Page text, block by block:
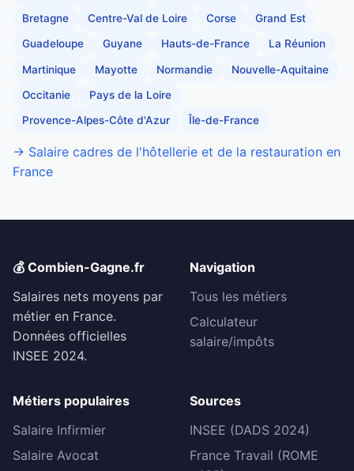
Bretagne Centre-Val de Loire Corse Grand Est
Guadeloupe Guyane Hauts-de-France La Réunion
Martinique Mayotte Normandie Nouvelle-Aquitaine
Occitanie Pays de la Loire
Provence-Alpes-Côte d'Azur Île-de-France
→ Salaire cadres de l'hôtellerie et de la restauration en
France
💰 Combien-Gagne.fr
Salaires nets moyens par
métier en France.
Données officielles
INSEE 2024.
Navigation
Tous les métiers
Calculateur
salaire/impôts
Métiers populaires
Salaire Infirmier
Salaire Avocat
Sources
INSEE (DADS 2024)
France Travail (ROME